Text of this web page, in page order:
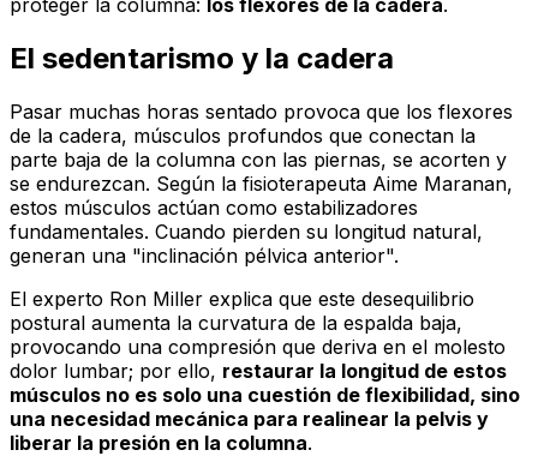
El sedentarismo y la cadera
Pasar muchas horas sentado provoca que los flexores
de la cadera, músculos profundos que conectan la
parte baja de la columna con las piernas, se acorten y
se endurezcan. Según la fisioterapeuta Aime Maranan,
estos músculos actúan como estabilizadores
fundamentales. Cuando pierden su longitud natural,
generan una "inclinación pélvica anterior".
El experto Ron Miller explica que este desequilibrio
postural aumenta la curvatura de la espalda baja,
provocando una compresión que deriva en el molesto
dolor lumbar; por ello, restaurar la longitud de estos
músculos no es solo una cuestión de flexibilidad, sino
una necesidad mecánica para realinear la pelvis y
liberar la presión en la columna.